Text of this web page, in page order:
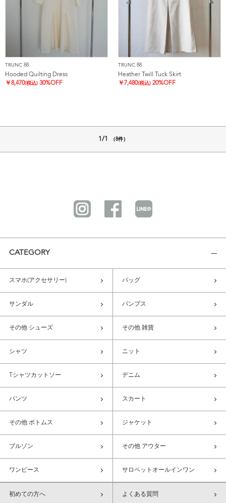
TRUNC 88
Hooded Quilting Dress
￥8,470(税込) 30%OFF
TRUNC 88
Heather Twill Tuck Skirt
￥ 7,480(税込) 20%OFF
1/1 （8件）
CATEGORY
スマホ(アクセサリー) バッグ
サンダル パンプス
その他 シューズ その他 雑貨
シャツ ニット
Tシャツカットソー デニム
パンツ スカート
その他 ボトムス ジャケット
ブルゾン その他 アウター
ワンピース サロペットオールインワン
初めての方へ よくある質問